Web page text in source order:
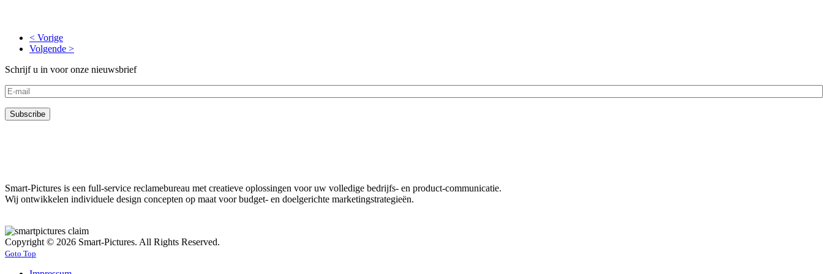
< Vorige
Volgende >
Schrijf u in voor onze nieuwsbrief
Smart-Pictures is een full-service reclamebureau met creatieve oplossingen voor uw volledige bedrijfs- en product-communicatie.
Wij ontwikkelen individuele design concepten op maat voor budget- en doelgerichte marketingstrategieën.
Copyright © 2026 Smart-Pictures. All Rights Reserved.
Goto Top